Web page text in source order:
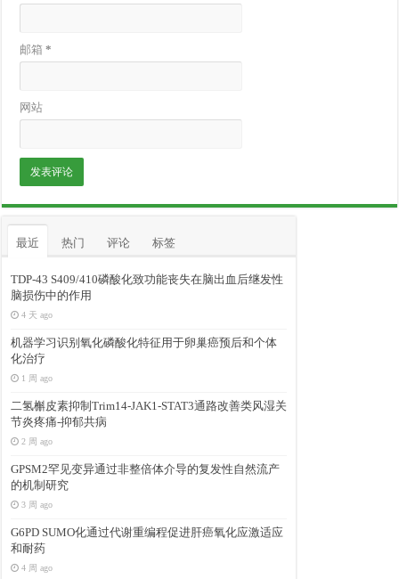
邮箱*
网站
最近 热门 评论 标签
TDP-43 S409/410磷酸化致功能丧失在脑出血后继发性
脑损伤中的作用
4 天 ago
机器学习识别氧化磷酸化特征用于卵巢癌预后和个体
化治疗
1 周 ago
二氢槲皮素抑制Trim14-JAK1-STAT3通路改善类风湿关
节炎疼痛-抑郁共病
2 周 ago
GPSM2罕见变异通过非整倍体介导的复发性自然流产
的机制研究
3 周 ago
G6PD SUMO化通过代谢重编程促进肝癌氧化应激适应
和耐药
4 周 ago